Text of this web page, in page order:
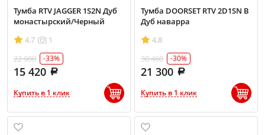
Тумба RTV JAGGER 1S2N Дуб
монастырский/Черный
4.7
1
22 980
-33%
15 420
Купить в 1 клик
Тумба DOORSET RTV 2D1SN B
Дуб наварра
4.8
30 460
-30%
21 300
Купить в 1 клик